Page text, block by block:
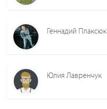
Геннадий Плаксюк
Юлия Лавренчук